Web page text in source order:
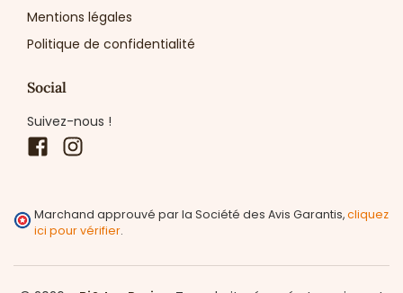
Mentions légales
Politique de confidentialité
Social
Suivez-nous !
Facebook
Marchand approuvé par la Société des Avis Garantis,cliquez
ici pour vérifier.